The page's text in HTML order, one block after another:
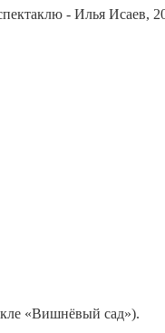
- Илья Исаев,
«Вишнёвый сад»).